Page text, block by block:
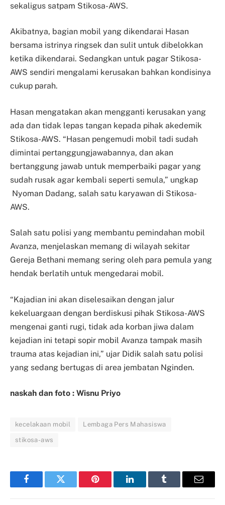
sekaligus satpam Stikosa-AWS.
Akibatnya, bagian mobil yang dikendarai Hasan
bersama istrinya ringsek dan sulit untuk dibelokkan
ketika dikendarai. Sedangkan untuk pagar Stikosa-
AWS sendiri mengalami kerusakan bahkan kondisinya
cukup parah.
Hasan mengatakan akan mengganti kerusakan yang
ada dan tidak lepas tangan kepada pihak akedemik
Stikosa-AWS. “Hasan pengemudi mobil tadi sudah
dimintai pertanggungjawabannya, dan akan
bertanggung jawab untuk memperbaiki pagar yang
sudah rusak agar kembali seperti semula,” ungkap
Nyoman Dadang, salah satu karyawan di Stikosa-
AWS.
Salah satu polisi yang membantu pemindahan mobil
Avanza, menjelaskan memang di wilayah sekitar
Gereja Bethani memang sering oleh para pemula yang
hendak berlatih untuk mengedarai mobil.
“Kajadian ini akan diselesaikan dengan jalur
kekeluargaan dengan berdiskusi pihak Stikosa-AWS
mengenai ganti rugi, tidak ada korban jiwa dalam
kejadian ini tetapi sopir mobil Avanza tampak masih
trauma atas kejadian ini,” ujar Didik salah satu polisi
yang sedang bertugas di area jembatan Nginden.
naskah dan foto : Wisnu Priyo
kecelakaan mobil Lembaga Pers Mahasiswa
stikosa-aws
FacebookTwitter Pinterest LinkedInTumblr Email